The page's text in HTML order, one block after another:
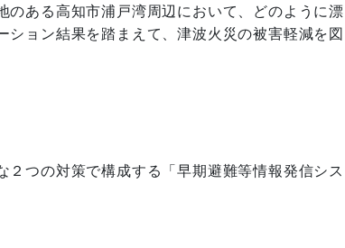
ある高知市浦戸湾周辺において、どのように漂
ョン結果を踏まえて、津波火災の被害軽減を図
つの対策で構成する「早期避難等情報発信シス